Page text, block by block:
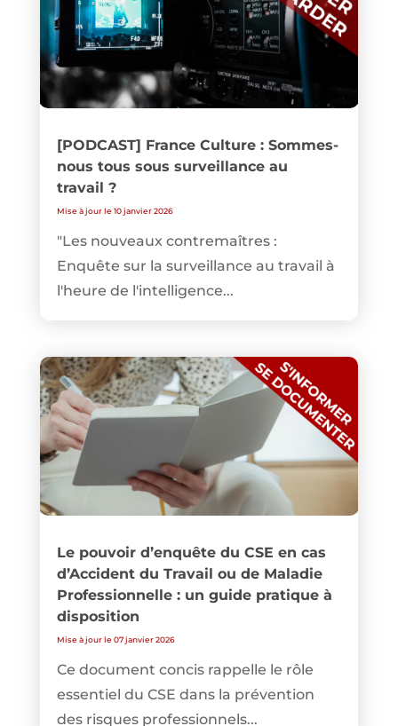
[PODCAST] France Culture : Sommes-
nous tous sous surveillance au
travail ?
Mise à jour le 10 janvier 2026
"Les nouveaux contremaîtres :
Enquête sur la surveillance au travail à
l'heure de l'intelligence...
Le pouvoir d’enquête du CSE en cas
d’Accident du Travail ou de Maladie
Professionnelle : un guide pratique à
disposition
Mise à jour le 07 janvier 2026
Ce document concis rappelle le rôle
essentiel du CSE dans la prévention
des risques professionnels...